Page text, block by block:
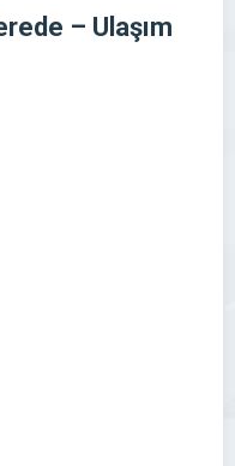
– Ulaşım